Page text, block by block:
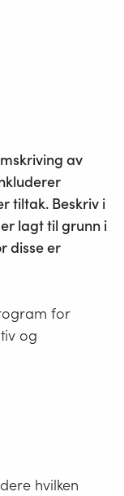
av
tiltak. Beskriv i
lagt til grunn i
disse er
for
og
hvilken